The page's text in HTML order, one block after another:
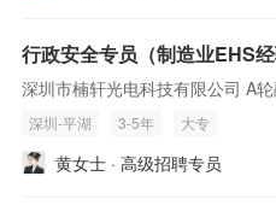
行政安全专员（制造业EHS经
深圳市楠轩光电科技有限公司 A
深圳-平湖 3-5年 大专
黄女士 · 高级招聘专员